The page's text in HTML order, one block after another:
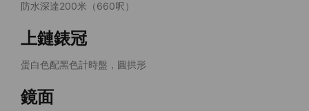
防水深達200米（660呎）
上鏈錶冠
蛋白色配黑色計時盤，圓拱形
鏡面